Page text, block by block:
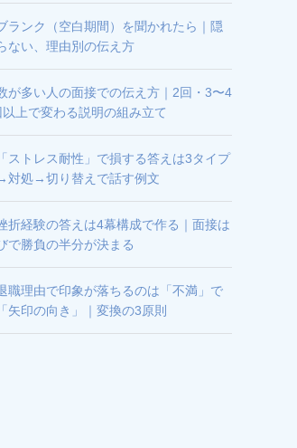
ランク（空白期間）を聞かれたら｜隠
ない、理由別の伝え方
が多い人の面接での伝え方｜2回・3〜4
以上で変わる説明の組み立て
ストレス耐性」で損する答えは3タイプ
対処→切り替えで話す例文
折経験の答えは4幕構成で作る｜面接は
で勝負の半分が決まる
職理由で印象が落ちるのは「不満」で
矢印の向き」｜変換の3原則